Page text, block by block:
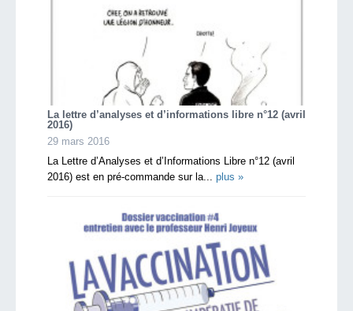
La lettre d’analyses et d’informations libre n°12 (avril
2016)
29 mars 2016
La Lettre d’Analyses et d’Informations Libre n°12 (avril
2016) est en pré-commande sur la... plus »